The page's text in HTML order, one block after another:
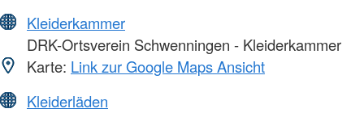
Kleiderkammer
DRK-Ortsverein Schwenningen - Kleiderkammer
Karte: Link zur Google Maps Ansicht
Kleiderläden